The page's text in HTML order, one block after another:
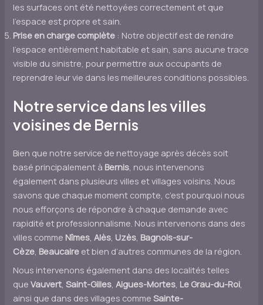
les surfaces ont été nettoyées correctement et que
l’espace est propre et sain.
Prise en charge complète : Notre objectif est de rendre
l’espace entièrement habitable et sain, sans aucune trace
visible du sinistre, pour permettre aux occupants de
reprendre leur vie dans les meilleures conditions possibles.
Notre service dans les villes
voisines de Bernis
Bien que notre service de nettoyage après décès soit
basé principalement à Bernis, nous intervenons
également dans plusieurs villes et villages voisins. Nous
savons que chaque moment compte, c’est pourquoi nous
nous efforçons de répondre à chaque demande avec
rapidité et professionnalisme. Nous intervenons dans des
villes comme Nîmes,Alès, Uzès, Bagnols-sur-
Cèze, Beaucaire et bien d’autres communes de la région.
Nous intervenons également dans des localités telles
queVauvert ,Saint-Gilles ,Aigues-Mortes Le Grau-du-Roi
ainsi que dans des villages commeSainte-